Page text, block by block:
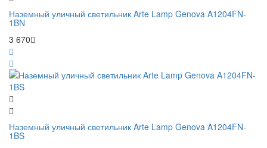
Наземный уличный светильник Arte Lamp Genova A1204FN-
1BN
3 670
Наземный уличный светильник Arte Lamp Genova A1204FN-
1BS